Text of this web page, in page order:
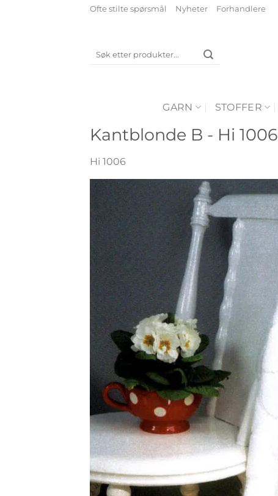
Ofte stilte spørsmål Nyheter Forhandlere
etter:
GARN STOFFER
Kantblonde B - Hi 1006
Hi 1006